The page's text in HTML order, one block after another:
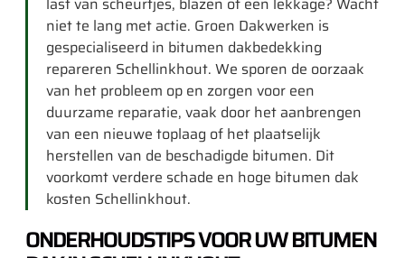
niet te lang met actie. Groen Dakwerken is
gespecialiseerd in bitumen dakbedekking
repareren Schellinkhout. We sporen de oorzaak
van het probleem op en zorgen voor een
duurzame reparatie, vaak door het aanbrengen
van een nieuwe toplaag of het plaatselijk
herstellen van de beschadigde bitumen. Dit
voorkomt verdere schade en hoge bitumen dak
kosten Schellinkhout.
ONDERHOUDSTIPS VOOR UW BITUMEN